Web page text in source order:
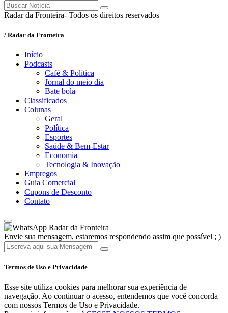
Radar da Fronteira- Todos os direitos reservados
/ Radar da Fronteira
Início
Podcasts
Café & Política
Jornal do meio dia
Bate bola
Classificados
Colunas
Geral
Política
Esportes
Saúde & Bem-Estar
Economia
Tecnologia & Inovação
Empregos
Guia Comercial
Cupons de Desconto
Contato
Radar da Fronteira
Envie sua mensagem, estaremos respondendo assim que possível ; )
Termos de Uso e Privacidade
Esse site utiliza cookies para melhorar sua experiência de
navegação. Ao continuar o acesso, entendemos que você concorda
com nossos Termos de Uso e Privacidade.